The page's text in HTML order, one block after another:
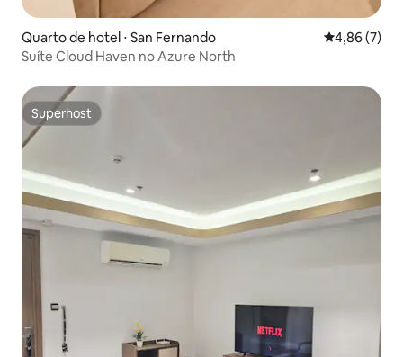
Quarto de hotel ⋅ San Fernando 4,86 de uma
4,86 (7)
Suíte Cloud Haven no Azure North
Superhost
Superhost